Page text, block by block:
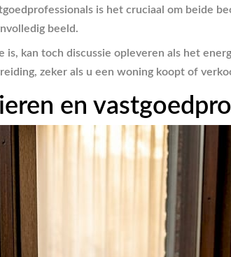
is het cruciaal om beide
beeld.
kan toch discussie opleveren als het
zeker als u een woning koopt of
en